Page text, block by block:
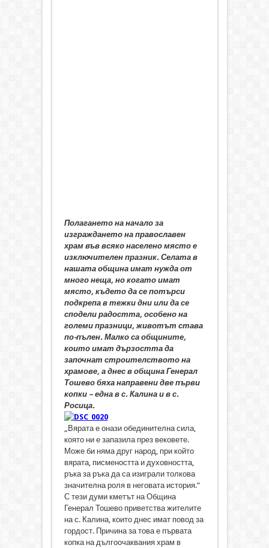
Полагането на начало за
изграждането на православен
храм във всяко населено място е
изключителен празник. Селата в
нашата община имат нужда от
много неща, но когато имат
място, където да се потърси
подкрепа в тежки дни или да се
сподели радостта, особено на
големи празници, животът става
по-пълен. Малко са общините,
които имат дързостта да
започнат строителството на
храмове, а днес в община Генерал
Тошево бяха направени две първи
копки – една в с. Калина и в с.
Росица.
„Вярата е онази обединителна сила,
която ни е запазила през вековете.
Може би няма друг народ, при който
вярата, писмеността и духовността,
ръка за ръка да са изиграли толкова
значителна роля в неговата история.”
С тези думи кметът на Община
Генерал Тошево приветства жителите
на с. Калина, които днес имат повод за
гордост. Причина за това е първата
копка на дългоочаквания храм в